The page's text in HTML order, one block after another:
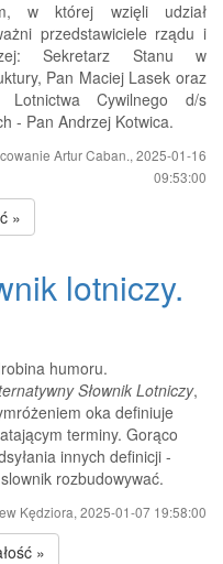
w której wzięli udział
przedstawiciele rządu i
Sekretarz Stanu w
Pan Maciej Lasek oraz
Lotnictwa Cywilnego d/s
- Pan Andrzej Kotwica.
Artur Caban., 2025-01-16
09:53:00
»
lotniczy.
humoru.
Słownik Lotniczy,
oka definiuje
terminy. Gorąco
innych definicji -
rozbudowywać.
Kędziora, 2025-01-07 19:58:00
»